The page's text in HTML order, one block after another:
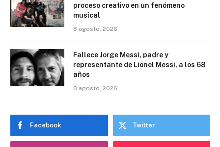
proceso creativo en un fenómeno
musical
8 agosto, 2026
Fallece Jorge Messi, padre y
representante de Lionel Messi, a los 68
años
8 agosto, 2026
Facebook Twitter